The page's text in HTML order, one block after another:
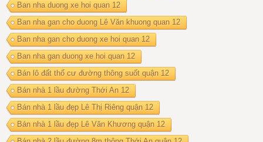
Ban nha duong xe hoi quan 12
Ban nha gan cho duong Lê Văn khuong quan 12
Ban nha gan cho duong xe hoi quan 12
Ban nha gan duong xe hoi quan 12
Bán lô đất thổ cư đường thông suốt quận 12
Bán nhà 1 lầu đường Thới An 12
Bán nhà 1 lầu đẹp Lê Thị Riêng quận 12
Bán nhà 1 lầu đẹp Lê Văn Khương quận 12